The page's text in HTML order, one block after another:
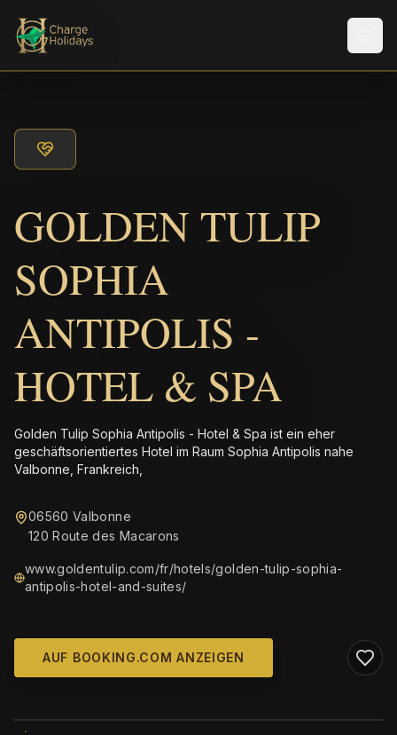
GOLDEN TULIP
SOPHIA
ANTIPOLIS -
HOTEL & SPA
Golden Tulip Sophia Antipolis - Hotel & Spa ist ein eher
geschäftsorientiertes Hotel im Raum Sophia Antipolis nahe
Valbonne, Frankreich,
06560 Valbonne
120 Route des Macarons
www.goldentulip.com/fr/hotels/golden-tulip-sophia-
antipolis-hotel-and-suites/
AUF BOOKING.COM ANZEIGEN